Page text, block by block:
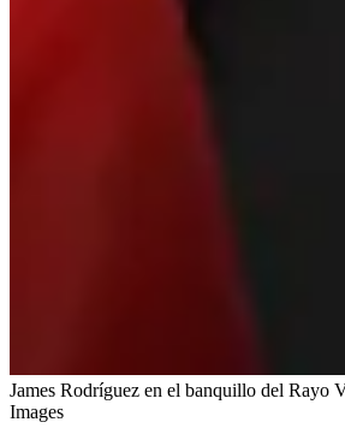
James Rodríguez en el banquillo del Rayo
Images